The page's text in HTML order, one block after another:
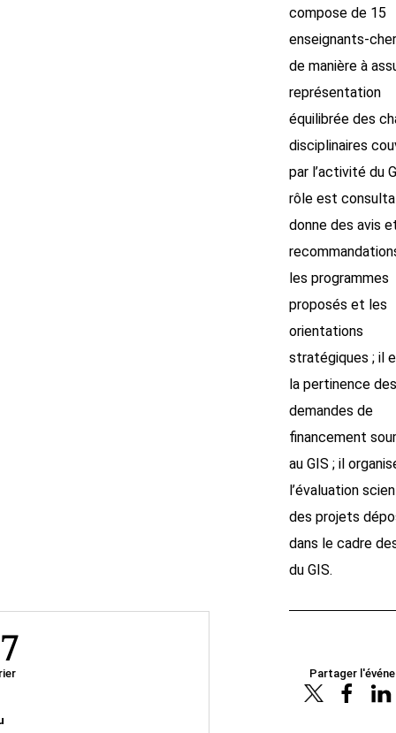
compose de 15
enseignants-
de manière à
représentation
équilibrée des
disciplinaires
par l’activité du
rôle est
donne des avis
les programmes
proposés et les
orientations
stratégiques ; il
la pertinence des
demandes de
financement
au GIS ; il
l’évaluation
des projets
dans le cadre
du GIS.
Partager